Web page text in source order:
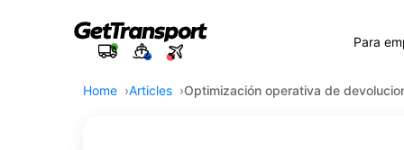
Para
Home Articles Optimización operativa de